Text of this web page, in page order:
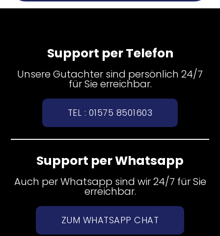
Support per Telefon
Unsere Gutachter sind persönlich 24/7
für Sie erreichbar.
TEL : 01575 8501603
Support per Whatsapp
Auch per Whatsapp sind wir 24/7 für Sie
erreichbar.
ZUM WHATSAPP CHAT